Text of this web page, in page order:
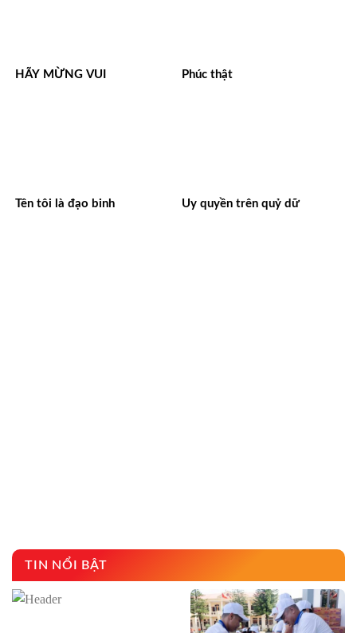
HÃY MỪNG VUI Phúc thật
Tên tôi là đạo binh Uy quyền trên quỷ dữ
TIN NỔI BẬT